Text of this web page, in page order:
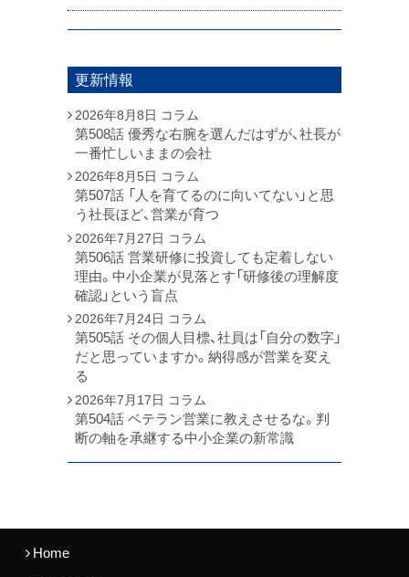
更新情報
2026年8月8日 コラム
第508話 優秀な右腕を選んだはずが、社長が
一番忙しいままの会社
2026年8月5日 コラム
第507話 「人を育てるのに向いてない」と思
う社長ほど、営業が育つ
2026年7月27日 コラム
第506話 営業研修に投資しても定着しない
理由。中小企業が見落とす「研修後の理解度
確認」という盲点
2026年7月24日 コラム
第505話 その個人目標、社員は「自分の数字」
だと思っていますか。納得感が営業を変え
る
2026年7月17日 コラム
第504話 ベテラン営業に教えさせるな。判
断の軸を承継する中小企業の新常識
Home